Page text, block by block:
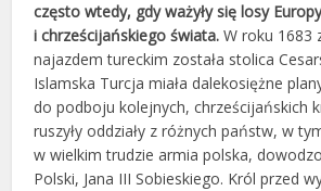
często wtedy, gdy ważyły się losy
i chrześcijańskiego świata. W roku 1683
najazdem tureckim została stolica
Islamska Turcja miała dalekosiężne
do podboju kolejnych, chrześcijańskich
ruszyły oddziały z różnych państw, w
w wielkim trudzie armia polska,
Polski, Jana III Sobieskiego. Król przed